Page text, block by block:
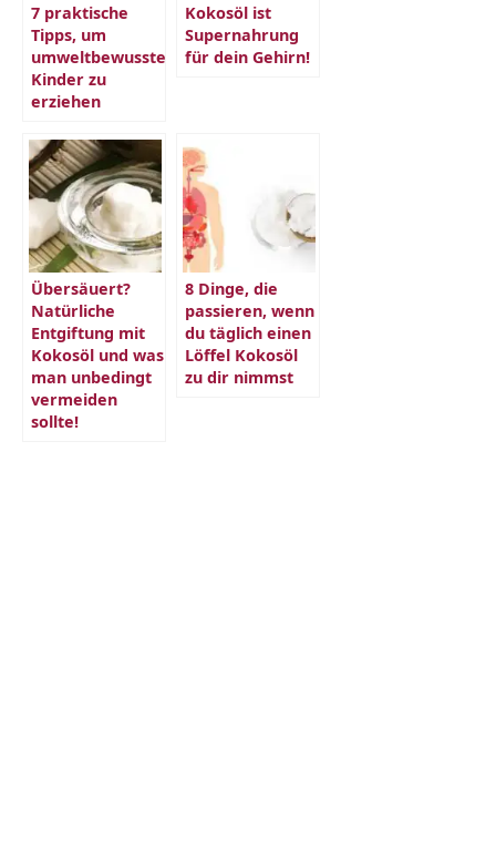
7 praktische
Tipps, um
umweltbewusste
Kinder zu
erziehen
Kokosöl ist
Supernahrung
für dein Gehirn!
Übersäuert?
Natürliche
Entgiftung mit
Kokosöl und was
man unbedingt
vermeiden
sollte!
8 Dinge, die
passieren, wenn
du täglich einen
Löffel Kokosöl
zu dir nimmst